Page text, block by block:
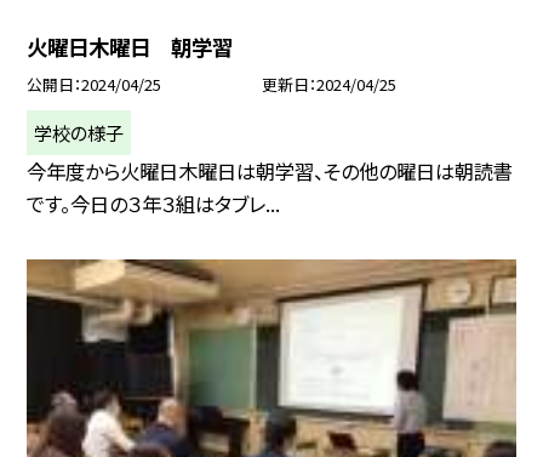
火曜日木曜日 朝学習
公開日 2024/04/25 更新日 2024/04/25
学校の様子
今年度から火曜日木曜日は朝学習、その他の曜日は朝読書
です。今日の３年３組はタブレ...